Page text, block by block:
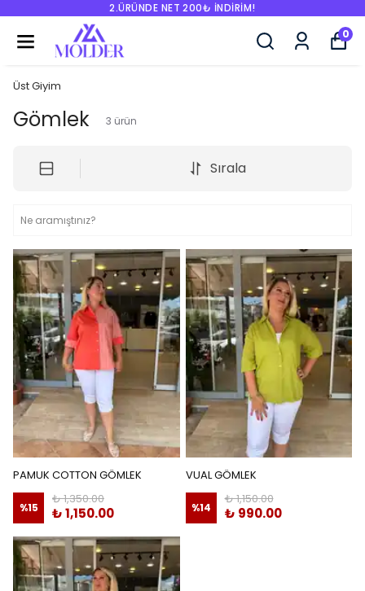
2.ÜRÜNDE NET 200₺ İNDİRİM!
0
Üst Giyim
Gömlek 3 ürün
Sırala
PAMUK COTTON GÖMLEK
%15
₺ 1,350.00
₺ 1,150.00
VUAL GÖMLEK
%14
₺ 1,150.00
₺ 990.00